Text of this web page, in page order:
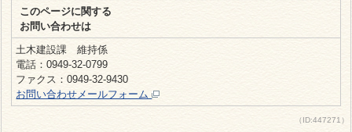
このページに関する
お問い合わせは
土木建設課 維持係
電話：0949-32-0799
ファクス：0949-32-9430
お問い合わせメールフォーム
（ID:447271）